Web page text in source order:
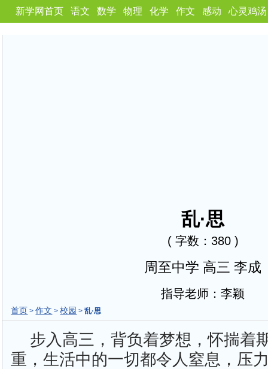
新学网首页 语文 数学 物理 化学 作文 感动 心灵鸡汤
乱·思
( 字数：380 )
周至中学 高三 李成
指导老师：李颖
首页 >作文 >校园 >乱·思
步入高三，背负着梦想，怀揣着
重，生活中的一切都令人窒息，压